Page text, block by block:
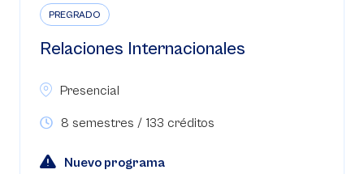
PREGRADO
Relaciones Internacionales
Presencial
8 semestres / 133 créditos
Nuevo programa